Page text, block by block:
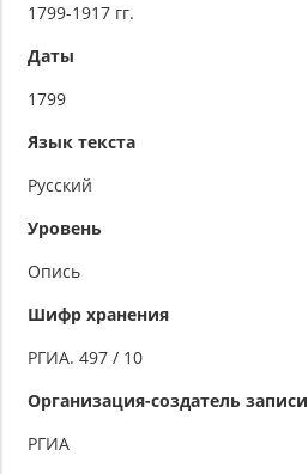
1799-1917 гг.
Даты
1799
Язык текста
Русский
Уровень
Опись
Шифр хранения
РГИА. 497 / 10
Организация-создатель записи
РГИА